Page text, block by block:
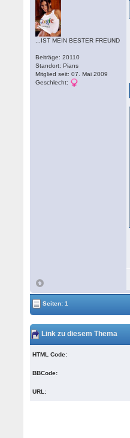
...IST MEIN BESTER FREUND
Beiträge: 20110
Standort: Pians
Mitglied seit: 07. Mai 2009
Geschlecht:
Seiten: 1
Link zu diesem Thema
HTML Code:
BBCode:
URL: